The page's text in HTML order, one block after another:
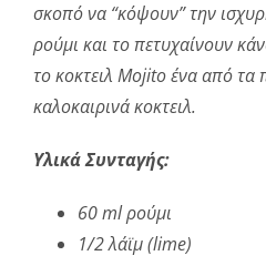
σκοπό να “κόψουν” την
ρούμι και το πετυχαίνουν
τοκοκτειλ Mojitoένα από τα
καλοκαιρινάκοκτειλ.
Υλικά Συνταγής:
60mlρούμι
1/2λάϊμ(lime)